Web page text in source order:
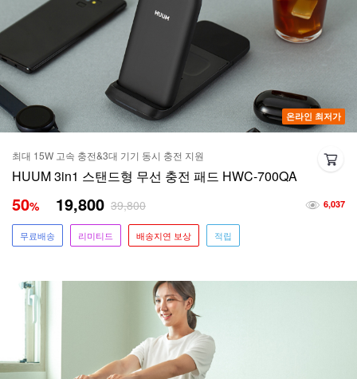
온라인 최저가
최대 15W 고속 충전&3대 기기 동시 충전 지원
HUUM 3in1 스탠드형 무선 충전 패드 HWC-700QA
6,037
50% 19,800 39,800
무료배송 리미티드 배송지연 보상 적립